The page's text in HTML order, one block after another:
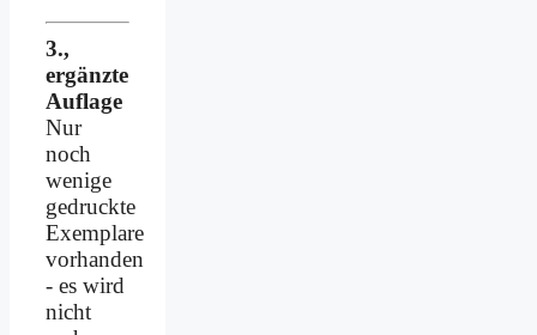
3.,
ergänzte
Auflage
Nur
noch
wenige
gedruckte
Exemplare
vorhanden
- es wird
nicht